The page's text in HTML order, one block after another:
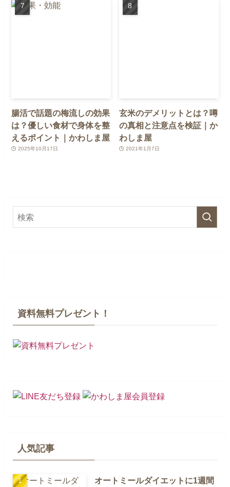
腸活で話題の梅流しの効果
は？優しい食材で身体を整
えるポイント｜かわしま屋
2025年10月17日
玄米のデメリットとは？噂
の真相と注意点を検証｜か
わしま屋
2021年1月7日
資料無料プレゼント！
人気記事
オートミールダイエットに1週間